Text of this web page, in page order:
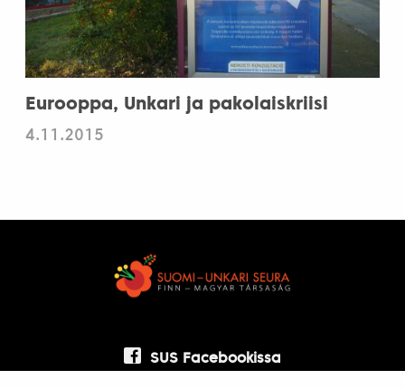
Eurooppa, Unkari ja pakolaiskriisi
4.11.2015
SUS Facebookissa